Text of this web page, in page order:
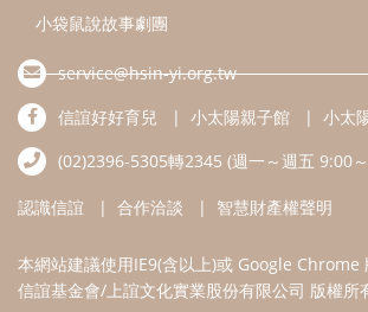
小袋鼠說故事劇團
service@hsin-yi.org.tw
信誼好好育兒
小太陽親子館
小太
(02)2396-5305轉2345 (週一～週五 9:00
認識信誼 合作洽談 智慧財產權聲明
本網站建議使用IE9(含以上)或 Google Chrome
信誼基金會/上誼文化實業股份有限公司 版權所